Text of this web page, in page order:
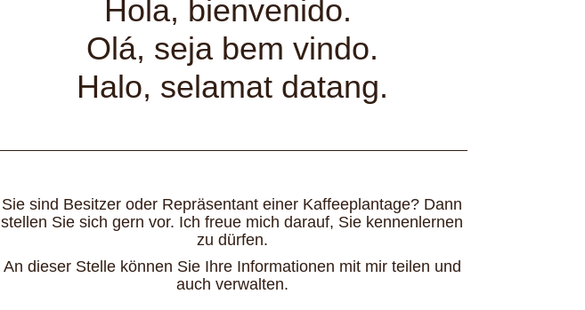
Hola, bienvenido.
Olá, seja bem vindo.
Halo, selamat datang.
Sie sind Besitzer oder Repräsentant einer Kaffeeplantage? Dann
stellen Sie sich gern vor. Ich freue mich darauf, Sie kennenlernen
zu dürfen.
An dieser Stelle können Sie Ihre Informationen mit mir teilen und
auch verwalten.